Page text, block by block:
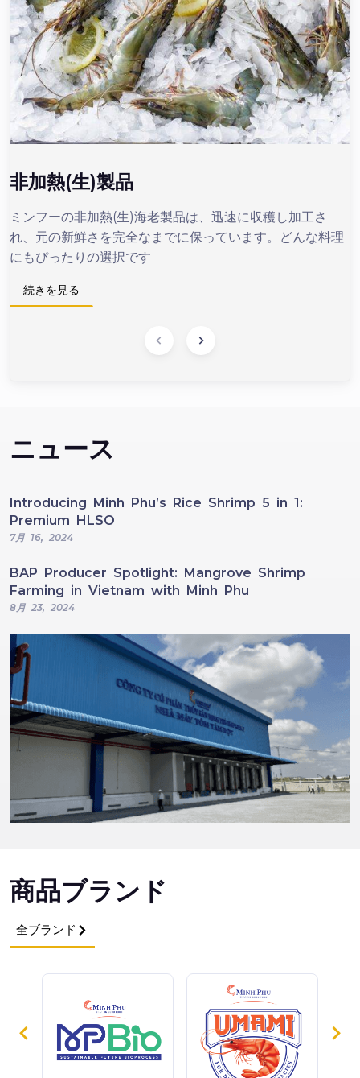
非加熱(生)製品
ミンフーの非加熱(生)海老製品は、迅速に収穫し加工さ
れ、元の新鮮さを完全なまでに保っています。どんな料理
にもぴったりの選択です
続きを見る
ニュース
Introducing Minh Phu’s Rice Shrimp 5 in 1:
Premium HLSO
7月 16, 2024
BAP Producer Spotlight: Mangrove Shrimp
Farming in Vietnam with Minh Phu
8月 23, 2024
商品ブランド
全ブランド